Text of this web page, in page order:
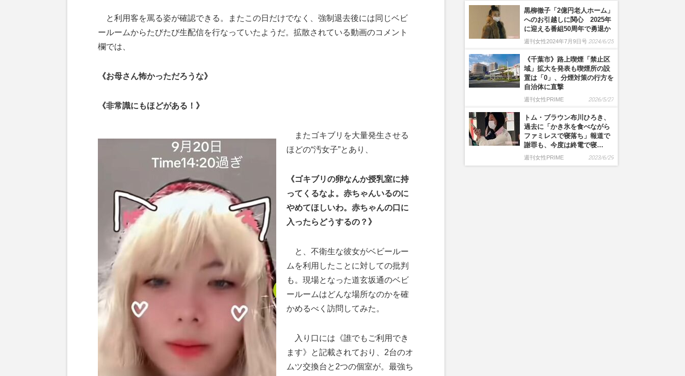
と利用客を罵る姿が確認できる。またこの日だけでなく、強制退去後には同じベビ
ールームからたびたび生配信を行なっていたようだ。拡散されている動画のコメント
欄では、
《お母さん怖かっただろうな》
《非常識にもほどがある！》
またゴキブリを大量発生させる
ほどの“汚女子”とあり、
《ゴキブリの卵なんか授乳室に持
ってくるなよ。赤ちゃんいるのに
やめてほしいわ。赤ちゃんの口に
入ったらどうするの？》
と、不衛生な彼女がベビールー
ムを利用したことに対しての批判
も。現場となった道玄坂通のベビ
ールームはどんな場所なのかを確
かめるべく訪問してみた。
入り口には《誰でもご利用でき
ます》と記載されており、2台のオ
ムツ交換台と2つの個室が。最強ち
黒柳徹子「2億円老人ホーム」
へのお引越しに関心 2025年
に迎える番組50周年で勇退か
週刊女性2024年7月9日号 2024/6/25
《千葉市》路上喫煙「禁止区
域」拡大を発表も喫煙所の設
置は「0」、分煙対策の行方を
自治体に直撃
週刊女性PRIME 2026/5/27
トム・ブラウン布川ひろき、
過去に「かき氷を食べながら
ファミレスで寝落ち」報道で
謝罪も、今度は終電で寝…
週刊女性PRIME 2023/6/29